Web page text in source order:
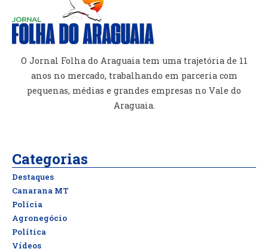
O Jornal Folha do Araguaia tem uma trajetória de 11
anos no mercado, trabalhando em parceria com
pequenas, médias e grandes empresas no Vale do
Araguaia.
Categorias
Destaques
Canarana MT
Polícia
Agronegócio
Política
Vídeos